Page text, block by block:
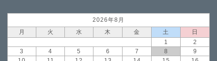
2026年8月
月
火 水 木 金 土
日
1
2
3
4 5 6 7 8
9